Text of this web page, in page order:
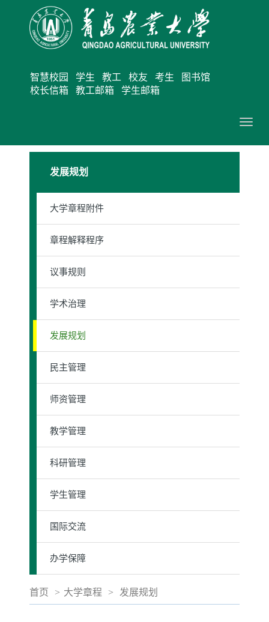
智慧校园 学生 教工 校友 考生
图书馆
校长信箱
教工邮箱 学生邮箱
切
换
发展规划
大学章程附件
章程解释程序
议事规则
学术治理
发展规划
民主管理
师资管理
教学管理
科研管理
学生管理
国际交流
办学保障
首页 > 大学章程 > 发展规划